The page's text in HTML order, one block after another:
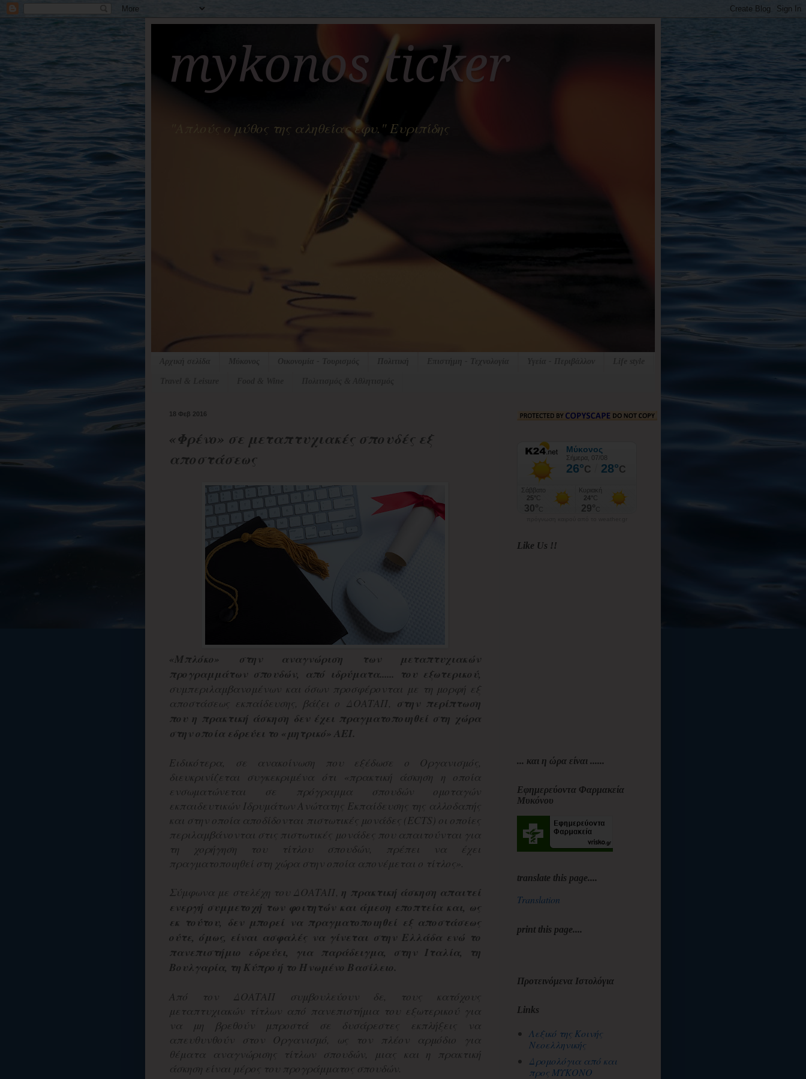
mykonos ticker
"Απλούς ο μύθος της αληθείας έφυ." Ευριπίδης
18 Φεβ 2016
«Φρένο» σε μεταπτυχιακές σπουδές εξ
αποστάσεως
«Μπλόκο» στην αναγνώριση των μεταπτυχιακών
προγραμμάτων σπουδών, από ιδρύματα...... του εξωτερικού,
συμπεριλαμβανομένων και όσων προσφέρονται με τη μορφή εξ
αποστάσεως εκπαίδευσης, βάζει ο ΔΟΑΤΑΠ, στην περίπτωση
που η πρακτική άσκηση δεν έχει πραγματοποιηθεί στη χώρα
στην οποία εδρεύει το «μητρικό» ΑΕΙ.
Ειδικότερα, σε ανακοίνωση που εξέδωσε ο Οργανισμός,
διευκρινίζεται συγκεκριμένα ότι «πρακτική άσκηση η οποία
ενσωματώνεται σε πρόγραμμα σπουδών ομοταγών
εκπαιδευτικών Ιδρυμάτων Ανώτατης Εκπαίδευσης της αλλοδαπής
και στην οποία αποδίδονται πιστωτικές μονάδες (ECTS) οι οποίες
περιλαμβάνονται στις πιστωτικές μονάδες που απαιτούνται για
τη χορήγηση του τίτλου σπουδών, πρέπει να έχει
πραγματοποιηθεί στη χώρα στην οποία απονέμεται ο τίτλος».
Σύμφωνα με στελέχη του ΔΟΑΤΑΠ,η πρακτική άσκηση απαιτεί
ενεργή συμμετοχή των φοιτητών και άμεση εποπτεία και, ως
εκ τούτου, δεν μπορεί να πραγματοποιηθεί εξ αποστάσεως
ούτε, όμως, είναι ασφαλές να γίνεται στην Ελλάδα ενώ το
πανεπιστήμιο εδρεύει, για παράδειγμα, στην Ιταλία, τη
Βουλγαρία, τη Κύπρο ή το Ηνωμένο Βασίλειο.
Από τον ΔΟΑΤΑΠ συμβουλεύουν δε, τους κατόχους
μεταπτυχιακών τίτλων από πανεπιστήμια του εξωτερικού για
να μη βρεθούν μπροστά σε δυσάρεστες εκπλήξεις να
απευθυνθούν στον Οργανισμό, ως τον πλέον αρμόδιο για
θέματα αναγνώρισης τίτλων σπουδών, μιας και η πρακτική
άσκηση είναι μέρος του προγράμματος σπουδών.
Like Us !!
... και η ώρα είναι ......
Εφημερεύοντα Φαρμακεία
Μυκόνου
translate this page....
Translation
print this page....
Προτεινόμενα Ιστολόγια
Links
Λεξικό της Κοινής
Νεοελληνικής
Δρομολόγια από και
προς ΜΥΚΟΝΟ